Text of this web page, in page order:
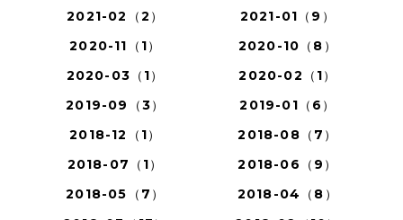
2021-02（2）
2021-01（9）
2020-11（1）
2020-10（8）
2020-03（1）
2020-02（1）
2019-09（3）
2019-01（6）
2018-12（1）
2018-08（7）
2018-07（1）
2018-06（9）
2018-05（7）
2018-04（8）